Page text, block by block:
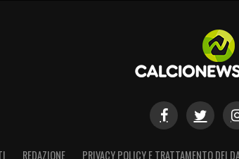
REDAZIONE PRIVACY POLICY E TRATTAMENTO DEI